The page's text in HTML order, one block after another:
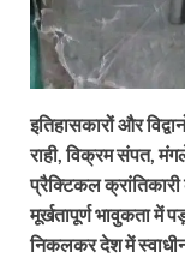
इतिहासकारों और
राही, विक्रम संपत,
प्रैक्टिकल
मूर्खतापूर्ण भावुकता में
निकलकर देश में